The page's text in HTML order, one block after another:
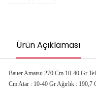
Ürün Açıklaması
Bauer Amatsu 270 Cm 10-40 Gr
Cm Atar : 10-40 Gr Ağırlık : 190,7